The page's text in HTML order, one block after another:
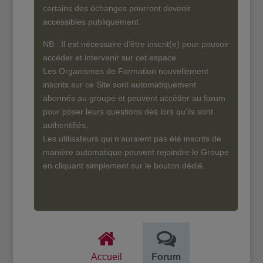
certains des échanges pourront devenir
accessibles publiquement.
NB : Il est nécessaire d’être inscrit(e) pour pouvoir
accéder et intervenir sur cet espace.
Les Organismes de Formation nouvellement
inscrits sur ce Site sont automatiquement
abonnés au groupe et peuvent accéder au forum
pour poser leurs questions dès lors qu’ils sont
authentifiés.
Les utilisateurs qui n’auraient pas été inscrits de
manière automatique peuvent rejoindre le Groupe
en cliquant simplement sur le bouton dédié.
Accueil Forum